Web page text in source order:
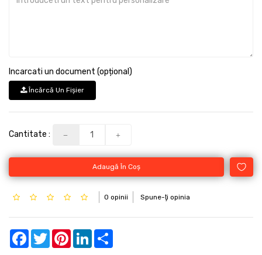
Incarcati un document (opțional)
Încărcă Un Fişier
Cantitate :
Adaugă În Coş
0 opinii Spune-ţi opinia
Facebook
TwitterPinterestLinkedIn